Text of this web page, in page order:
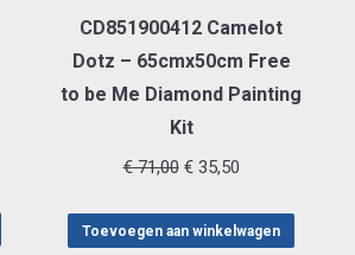
CD851900412 Camelot
Dotz – 65cmx50cm Free
to be Me Diamond Painting
Kit
€71,00 Oorspronkelijke
was:
€35,50Huidige
is:
Toevoegen aan winkelwagen